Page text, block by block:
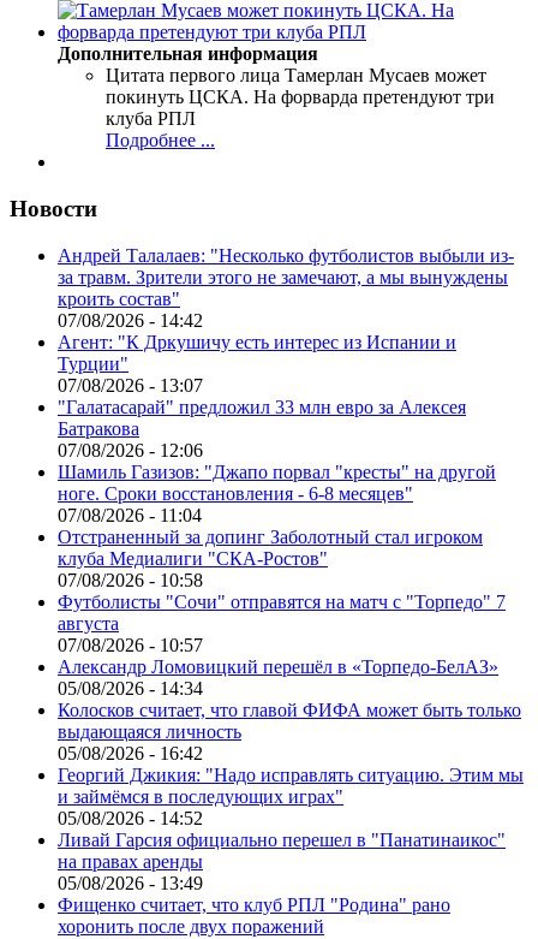
Дополнительная информация
Цитата первого лица Тамерлан Мусаев может
покинуть ЦСКА. На форварда претендуют три
клуба РПЛ
Подробнее ...
Новости
Андрей Талалаев: "Несколько футболистов выбыли из-
за травм. Зрители этого не замечают, а мы вынуждены
кроить состав"
07/08/2026 - 14:42
Агент: "К Дркушичу есть интерес из Испании и
Турции"
07/08/2026 - 13:07
"Галатасарай" предложил 33 млн евро за Алексея
Батракова
07/08/2026 - 12:06
Шамиль Газизов: "Джапо порвал "кресты" на другой
ноге. Сроки восстановления - 6-8 месяцев"
07/08/2026 - 11:04
Отстраненный за допинг Заболотный стал игроком
клуба Медиалиги "СКА-Ростов"
07/08/2026 - 10:58
Футболисты "Сочи" отправятся на матч с "Торпедо" 7
августа
07/08/2026 - 10:57
Александр Ломовицкий перешёл в «Торпедо-БелАЗ»
05/08/2026 - 14:34
Колосков считает, что главой ФИФА может быть только
выдающаяся личность
05/08/2026 - 16:42
Георгий Джикия: "Надо исправлять ситуацию. Этим мы
и займёмся в последующих играх"
05/08/2026 - 14:52
Ливай Гарсия официально перешел в "Панатинаикос"
на правах аренды
05/08/2026 - 13:49
Фищенко считает, что клуб РПЛ "Родина" рано
хоронить после двух поражений